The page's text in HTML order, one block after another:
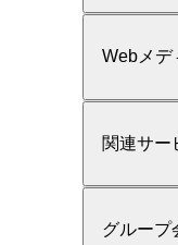
Webメデ
関連サー
グループ